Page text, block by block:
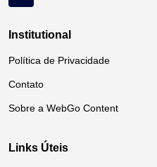
Institutional
Política de Privacidade
Contato
Sobre a WebGo Content
Links Úteis